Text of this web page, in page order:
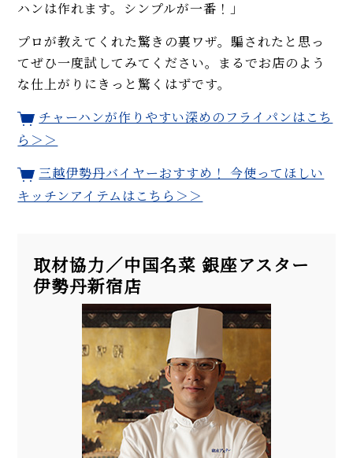
ハンは作れます。シンプルが一番！」
プロが教えてくれた驚きの裏ワザ。騙されたと思っ
てぜひ一度試してみてください。まるでお店のよう
な仕上がりにきっと驚くはずです。
チャーハンが作りやすい深めのフライパンはこち
ら＞＞
三越伊勢丹バイヤーおすすめ！ 今使ってほしい
キッチンアイテムはこちら＞＞
取材協力／中国名菜 銀座アスター
伊勢丹新宿店